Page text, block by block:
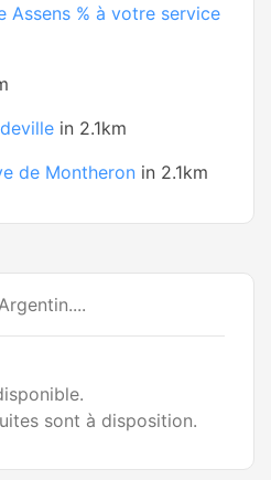
Assens % à votre service
in 2.1km
de Montheron in 2.1km
sont à disposition.